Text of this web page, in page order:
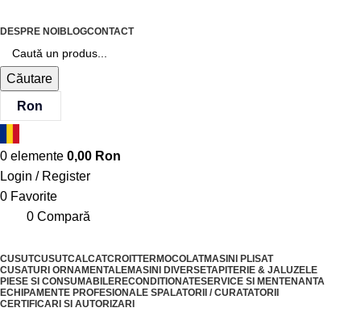
DESPRE NOI BLOGCONTACT
Căutare
Ron
0 elemente 0,00 Ron
Login / Register
0 Favorite
0 Compară
CUSUTCUSUTCALCATCROITTERMOCOLATMASINI PLISAT
CUSATURI ORNAMENTALEMASINI DIVERSETAPITERIE & JALUZELE
PIESE SI CONSUMABILERECONDITIONATESERVICE SI MENTENANTA
ECHIPAMENTE PROFESIONALE SPALATORII / CURATATORII
CERTIFICARI SI AUTORIZARI